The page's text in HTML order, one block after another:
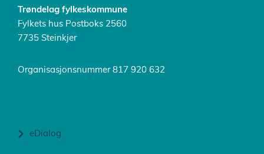
Trøndelag fylkeskommune
Fylkets hus Postboks 2560
7735 Steinkjer
Organisasjonsnummer 817 920 632
eDialog